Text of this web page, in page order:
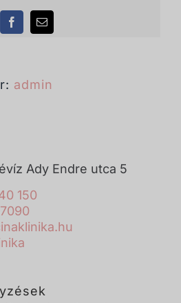
FacebookEmail:
admin
Ady Endre utca 5
150